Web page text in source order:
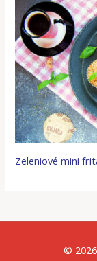
Zeleniové mini
©